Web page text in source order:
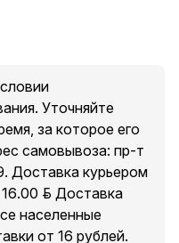
Уточняйте
за которое его
самовывоза: пр-т
Доставка курьером
руб. Доставка
населенные
от 16 рублей.